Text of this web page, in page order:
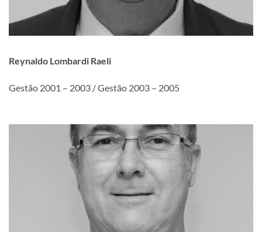
Reynaldo Lombardi Raeli
Gestão 2001 – 2003 / Gestão 2003 – 2005